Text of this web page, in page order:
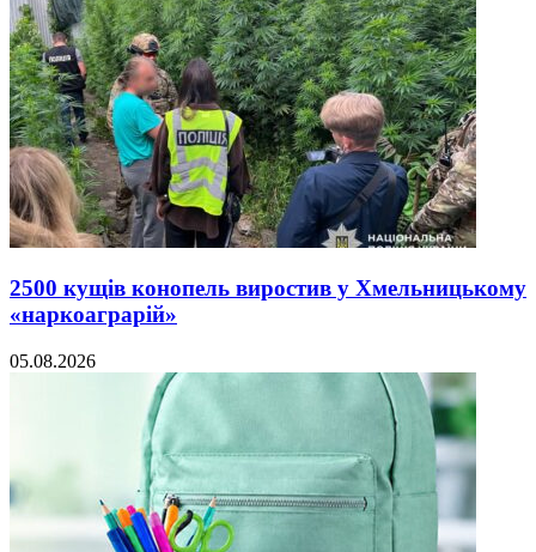
2500 кущів конопель виростив у Хмельницькому
«наркоаграрій»
05.08.2026